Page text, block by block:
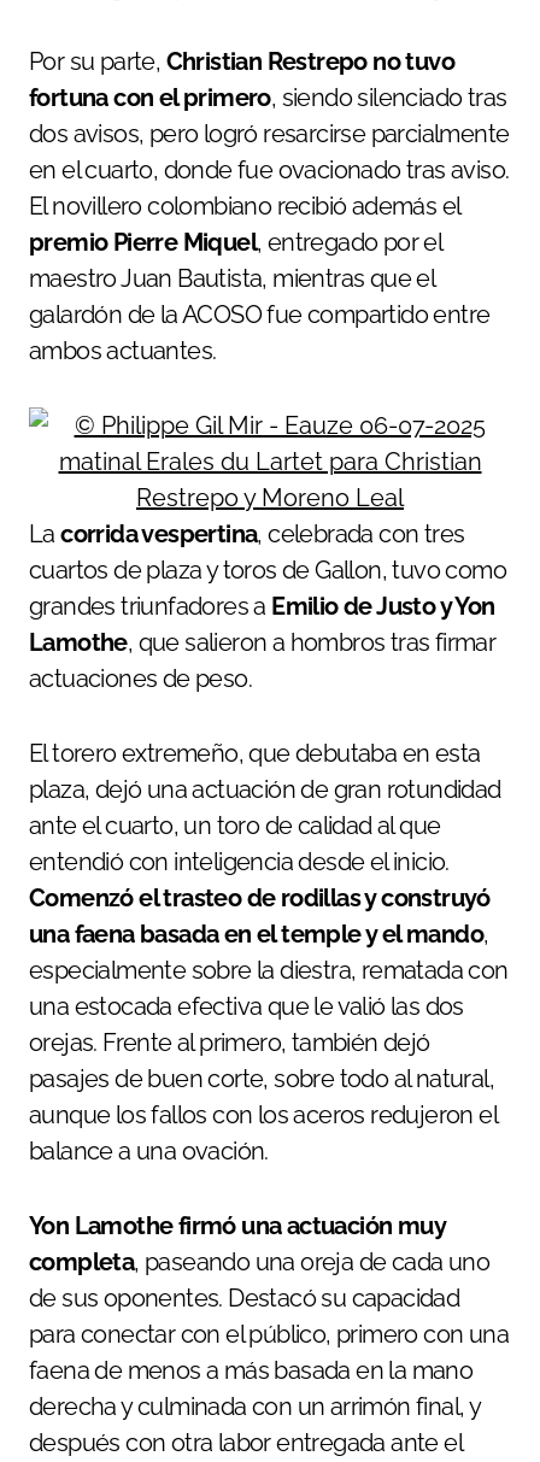
Por su parte, Christian Restrepo no tuvo
fortuna con el primero, siendo silenciado tras
dos avisos, pero logró resarcirse parcialmente
en el cuarto, donde fue ovacionado tras aviso.
El novillero colombiano recibió además el
premio Pierre Miquel, entregado por el
maestro Juan Bautista, mientras que el
galardón de la ACOSO fue compartido entre
ambos actuantes.
Lacorrida vespertina, celebrada con tres
cuartos de plaza y toros de Gallon, tuvo como
grandes triunfadores a Emilio de Justo y Yon
Lamothe, que salieron a hombros tras firmar
actuaciones de peso.
El torero extremeño, que debutaba en esta
plaza, dejó una actuación de gran rotundidad
ante el cuarto, un toro de calidad al que
entendió con inteligencia desde el inicio.
Comenzó el trasteo de rodillas y construyó
una faena basada en el temple y el mando,
especialmente sobre la diestra, rematada con
una estocada efectiva que le valió las dos
orejas. Frente al primero, también dejó
pasajes de buen corte, sobre todo al natural,
aunque los fallos con los aceros redujeron el
balance a una ovación.
Yon Lamothe firmó una actuación muy
completa, paseando una oreja de cada uno
de sus oponentes. Destacó su capacidad
para conectar con el público, primero con una
faena de menos a más basada en la mano
derecha y culminada con un arrimón final, y
después con otra labor entregada ante el